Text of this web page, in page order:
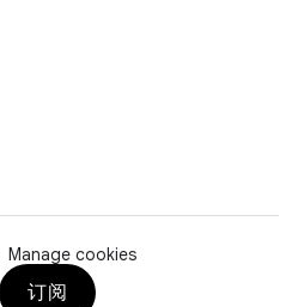
Manage cookies
订阅